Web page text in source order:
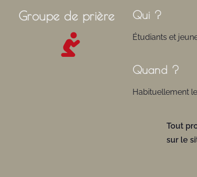
Groupe de prière Qui ?
Étudiants et
Quand ?
Habituellement
Tout
sur le